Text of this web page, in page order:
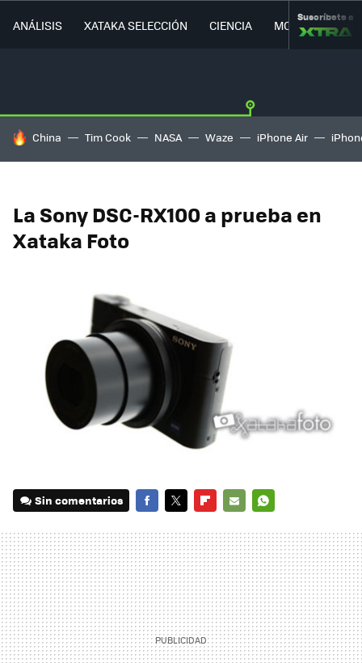
ANÁLISIS XATAKA SELECCIÓN CIENCIA MOVILIDAD
Suscríbete a
HOY SE HABLA DE
China Tim Cook NASA Waze iPhone Air
La Sony DSC-RX100 a prueba en
Xataka Foto
Sin comentarios
MAIL